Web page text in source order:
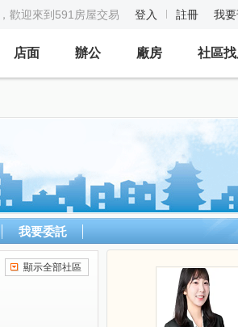
歡迎來到591房屋交易 登入 註冊 我
店面 辦公 廠房 社區
我要委託
顯示全部社區